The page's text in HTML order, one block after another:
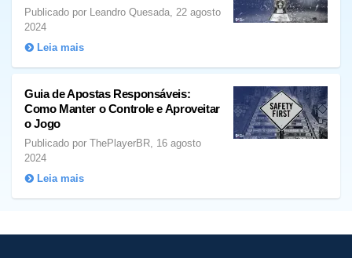
Publicado por Leandro Quesada, 22 agosto
2024
Leia mais
Guia de Apostas Responsáveis:
Como Manter o Controle e Aproveitar
o Jogo
Publicado por ThePlayerBR, 16 agosto
2024
Leia mais